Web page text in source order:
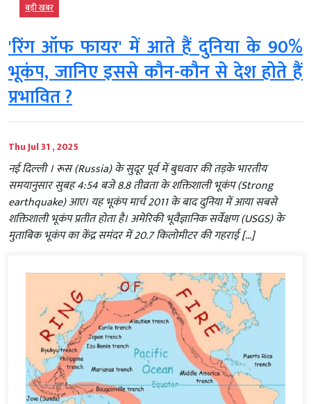
बड़ी खबर
'रिंग ऑफ फायर' में आते हैं दुनिया के 90%
भूकंप, जानिए इससे कौन-कौन से देश होते हैं
प्रभावित ?
Thu Jul 31 , 2025
नई दिल्‍ली । रूस (Russia) के सुदूर पूर्व में बुधवार की तड़के भारतीय
समयानुसार सुबह 4:54 बजे 8.8 तीव्रता के शक्तिशाली भूकंप (Strong
earthquake) आए। यह भूकंप मार्च 2011 के बाद दुनिया में आया सबसे
शक्तिशाली भूकंप प्रतीत होता है। अमेरिकी भूवैज्ञानिक सर्वेक्षण (USGS) के
मुताबिक भूकंप का केंद्र समंदर में 20.7 किलोमीटर की गहराई […]